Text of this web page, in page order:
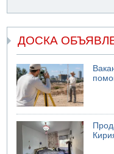
ДОСКА